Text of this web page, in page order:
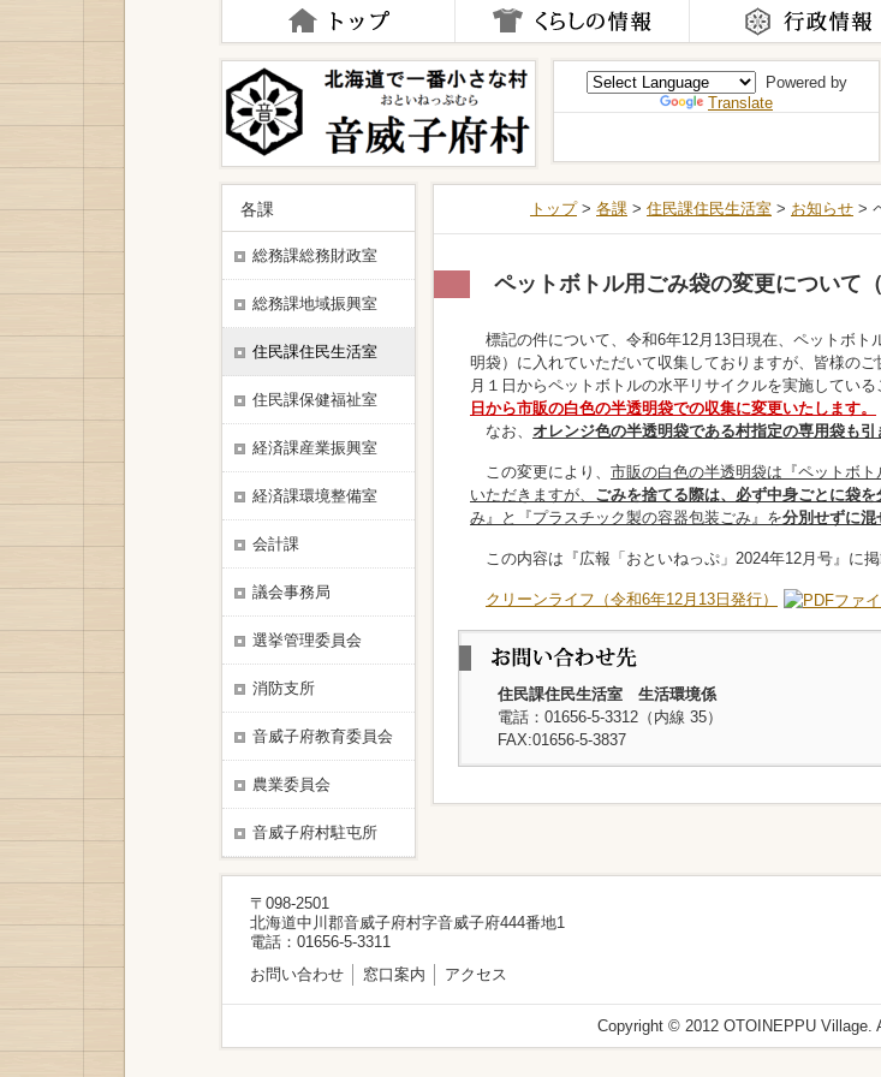
ゲ
ー
シ
ョ
ン
を
ば
Powered by
Translate
トップ> 各課 > 住民課住民生活室 > お知らせ >
ペットボトル用ごみ袋の変更について
標記の件について、令和6年12月13日現在、ペットボト
明袋）に入れていただいて収集しておりますが、皆様の
月１日からペットボトルの水平リサイクルを実施している
日から市販の白色の半透明袋での収集に変更いたします。
なお、 オレンジ色の半透明袋である村指定の専用袋も
この変更により、 市販の白色の半透明袋は『ペットボ
いただきますが、 ごみを捨てる際は、必ず中身ごとに袋
み』と『プラスチック製の容器包装ごみ』を分別せずに混
この内容は『広報「おといねっぷ」2024年12月号』に
クリーンライフ（令和6年12月13日発行）
住民課住民生活室 生活環境係
電話：01656-5-3312（内線 35）
FAX:01656-5-3837
各課
総務課総務財政室
総務課地域振興室
住民課住民生活室
住民課保健福祉室
経済課産業振興室
経済課環境整備室
会計課
議会事務局
選挙管理委員会
消防支所
音威子府教育委員会
農業委員会
音威子府村駐屯所
〒098-2501
北海道中川郡音威子府村字音威子府444番地1
電話：01656-5-3311
お問い合わせ
窓口案内 アクセス
Copyright © 2012 OTOINEPPU Village.